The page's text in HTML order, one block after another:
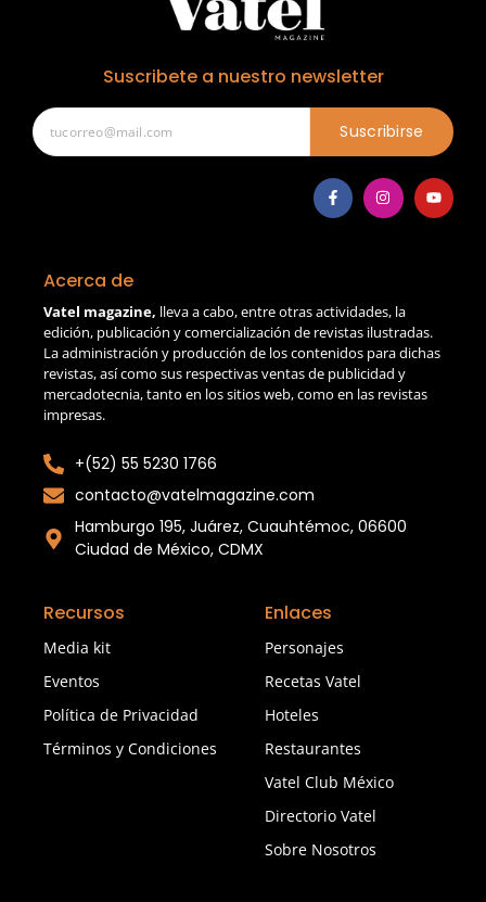
Suscribete a nuestro newsletter
Suscribirse
Acerca de
Vatel magazine, lleva a cabo, entre otras actividades, la
edición, publicación y comercialización de revistas ilustradas.
La administración y producción de los contenidos para dichas
revistas, así como sus respectivas ventas de publicidad y
mercadotecnia, tanto en los sitios web, como en las revistas
impresas.
+(52) 55 5230 1766
contacto@vatelmagazine.com
Hamburgo 195, Juárez, Cuauhtémoc, 06600
Ciudad de México, CDMX
Recursos
Media kit
Eventos
Política de Privacidad
Términos y Condiciones
Enlaces
Personajes
Recetas Vatel
Hoteles
Restaurantes
Vatel Club México
Directorio Vatel
Sobre Nosotros